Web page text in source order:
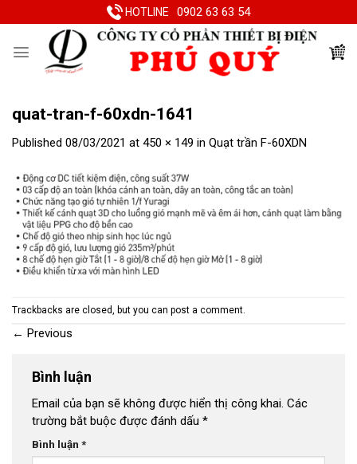
to
HOTLINE 0902 63 63 54
quat-tran-f-60xdn-1641
Published 08/03/2021 at 450 × 149 in Quạt trần F-60XDN
Trackbacks are closed, but you can post a comment.
← Previous
Bình luận
Email của bạn sẽ không được hiển thị công khai. Các
trường bắt buộc được đánh dấu *
Bình luận *